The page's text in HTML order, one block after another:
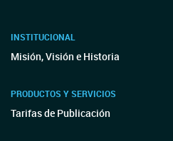
INSTITUCIONAL
Misión, Visión e Historia
PRODUCTOS Y SERVICIOS
Tarifas de Publicación